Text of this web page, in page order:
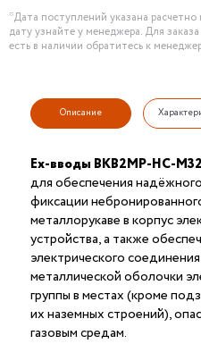
*Дата поступлений указана
дату узнайте у менеджера. Для
есть в наличии обратитесь к
Описание
Ex-вводы ВКВ2МР-НС-
для обеспечения
фиксации
металлорукаве в корпус
устройства, а также
электрического
металлической оболочки
группы в местах (кроме
их наземных строений),
газовым средам.